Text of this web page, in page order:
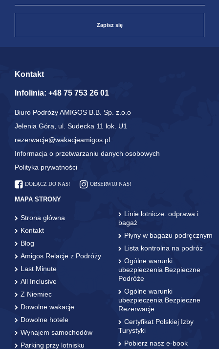
Zapisz się
Kontakt
Infolinia: +48 75 753 26 01
Biuro Podróży AMIGOS B.B. Sp. z.o.o
Jelenia Góra, ul. Sudecka 11 lok. U1
rezerwacje@wakacjeamigos.pl
Informacja o przetwarzaniu danych osobowych
Polityka prywatności
DOŁĄCZ DO NAS! OBSERWUJ NAS!
MAPA STRONY
Strona główna
Kontakt
Blog
Amigos Relacje z Podróży
Last Minute
All Inclusive
Z Niemiec
Dowolne wakacje
Dowolne hotele
Wynajem samochodów
Parking przy lotnisku
Linie lotnicze: odprawa i
bagaż
Płyny w bagażu podręcznym
Lista kontrolna na podróż
Ogólne warunki
ubezpieczenia Bezpieczne
Podróże
Ogólne warunki
ubezpieczenia Bezpieczne
Rezerwacje
Certyfikat Polskiej Izby
Turystyki
Pobierz nasz e-book